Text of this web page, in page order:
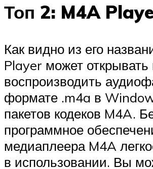
Топ 2: M4A
Как видно из его
Player может открывать
воспроизводить
формате .m4a в
пакетов кодеков M4A.
программное
медиаплеера M4A
в использовании. Вы